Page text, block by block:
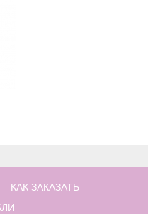
КАК ЗАКАЗАТЬ